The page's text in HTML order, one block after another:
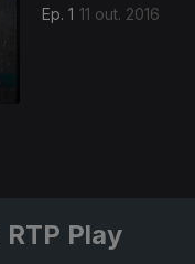
Ep. 1 11 out. 2016
RTP Play